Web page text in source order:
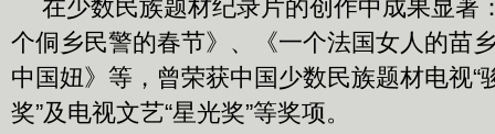
在少数民族题材纪录片的创作中成果显著
个侗乡民警的春节》、《一个法国女人的苗
中国妞》等，曾荣获中国少数民族题材电视“
奖”及电视文艺“星光奖”等奖项。